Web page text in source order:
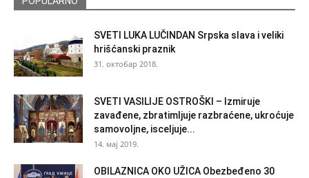
SVETI LUKA LUČINDAN Srpska slava i veliki
hrišćanski praznik
31. октобар 2018.
SVETI VASILIJE OSTROŠKI – Izmiruje
zavađene, zbratimljuje razbraćene, ukroćuje
samovoljne, isceljuje...
14. мај 2019.
OBILAZNICA OKO UŽICA Obezbeđeno 30